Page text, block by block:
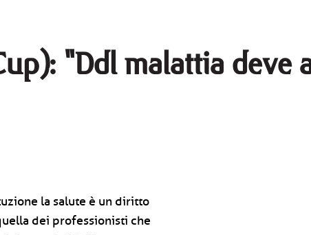
"Ddl malattia deve
la salute è un diritto
dei professionisti che